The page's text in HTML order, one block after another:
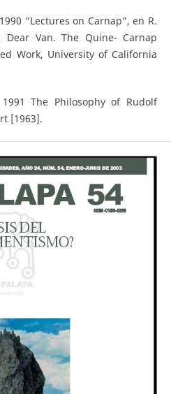
“Lectures on Carnap”, en R.
Dear Van. The Quine- Carnap
Work, University of California
The Philosophy of Rudolf
[1963].